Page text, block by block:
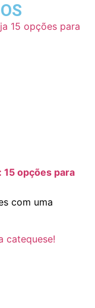
15 opções para
com uma